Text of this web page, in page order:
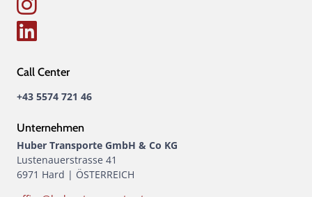
Call Center
+43 5574 721 46
Unternehmen
Huber Transporte GmbH & Co KG
Lustenauerstrasse 41
6971 Hard | ÖSTERREICH